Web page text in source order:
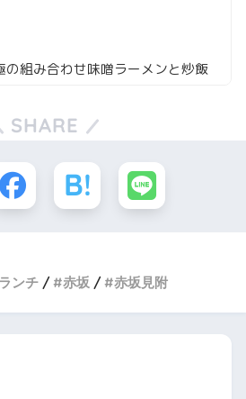
の組み合わせ味噌ラーメンと炒飯
SHARE
ランチ 赤坂 赤坂見附